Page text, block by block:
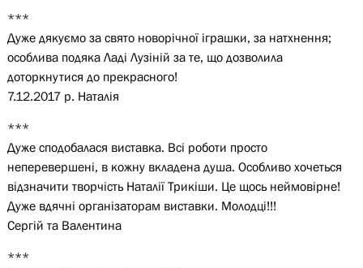
***
Дуже дякуємо за свято новорічної іграшки, за натхнення;
особлива подяка Ладі Лузіній за те, що дозволила
доторкнутися до прекрасного!
7.12.2017 р. Наталія
***
Дуже сподобалася виставка. Всі роботи просто
неперевершені, в кожну вкладена душа. Особливо хочеться
відзначити творчість Наталії Трикіши. Це щось неймовірне!
Дуже вдячні організаторам виставки. Молодці!!!
Сергій та Валентина
***